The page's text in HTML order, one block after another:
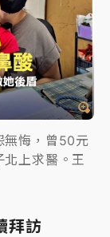
無悔，曾50元
上求醫。王
拜訪